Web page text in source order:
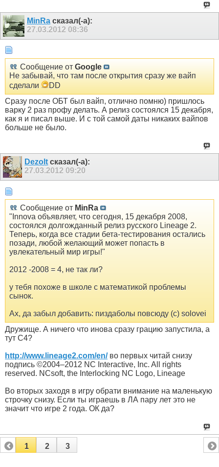
MinRa сказал(-а):
27.03.2012 08:36
Сообщение от Google
Не забывай, что там после открытия сразу же вайп
сделали
DD
Сразу после ОБТ был вайп, отлично помню) пришлось
варку 2 раз профу делать. А релиз состоялся 15 декабря,
как я и писал выше. И с той самой даты никаких вайпов
больше не было.
Dezolt сказал(-а):
27.03.2012 09:20
Сообщение от MinRa
"Innova объявляет, что сегодня, 15 декабря 2008,
состоялся долгожданный релиз русского Lineage 2.
Теперь, когда все стадии бета-тестирования остались
позади, любой желающий может попасть в
увлекательный мир игры!"
2012 -2008 = 4, не так ли?
у тебя похоже в школе с математикой проблемы
сынок.
Ах, да забыл добавить: пиздаболы повсюду (с) solovei
Дружище. А ничего что инова сразу грацию запустила, а
тут С4?
http://www.lineage2.com/en/во первых читай снизу
подпись ©2004–2012 NC Interactive, Inc. All rights
reserved. NCsoft, the Interlocking NC Logo, Lineage
Во вторых заходя в игру обрати внимание на маленькую
строчку снизу. Если ты играешь в ЛА пару лет это не
значит что игре 2 года. ОК да?
1 2 3